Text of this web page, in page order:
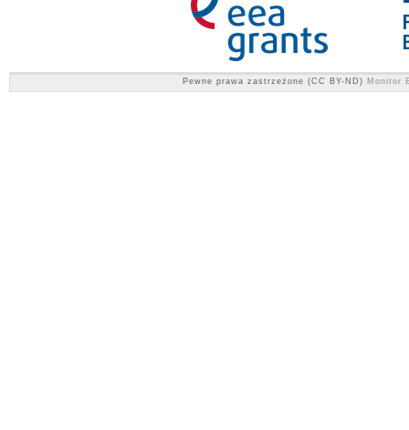
Pewne prawa zastrzeżone (CC BY-ND) Monitor